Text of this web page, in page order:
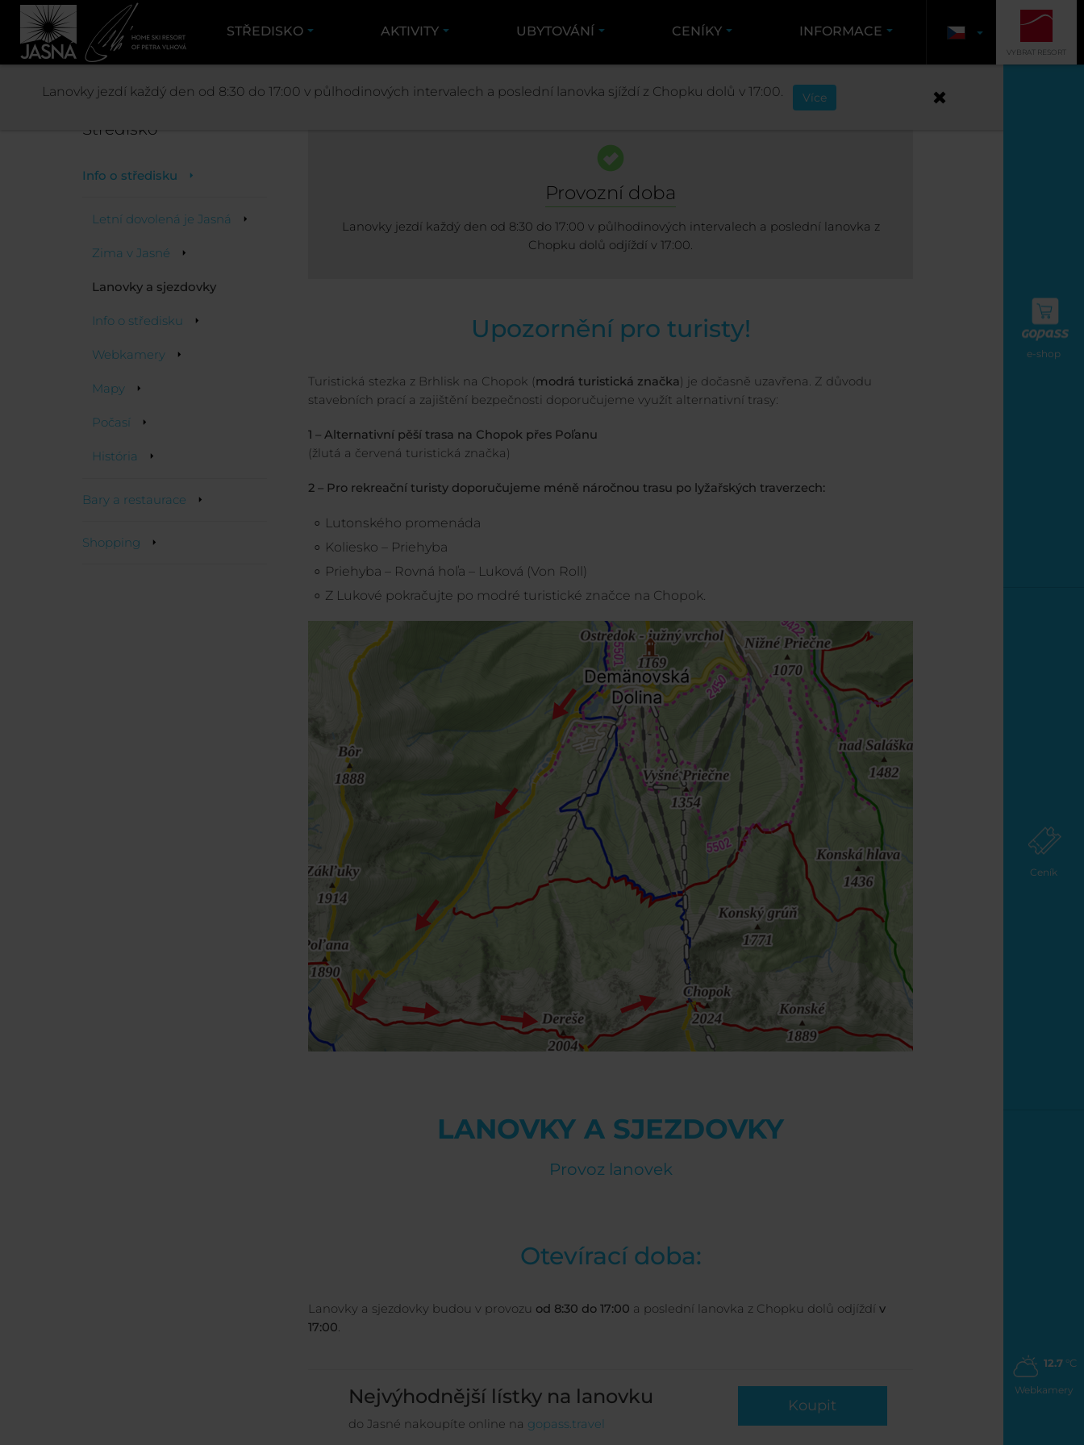
e-shop
Ceník
12.7 °C
Webkamery
STŘEDISKO AKTIVITY UBYTOVÁNÍ CENÍKY INFORMACE
VYBRAT RESORT
STŘEDISKO INFO O STŘEDISKU LANOVKY A SJEZDOVKY
Středisko
Info o středisku
Letní dovolená je Jasná
Zima v Jasné
Lanovky a sjezdovky
Info o středisku
Webkamery
Mapy
Počasí
História
Bary a restaurace
Shopping
Provozní doba
Lanovky jezdí každý den od 8:30 do 17:00 v půlhodinových intervalech a poslední lanovka z
Chopku dolů odjíždí v 17:00.
Upozornění pro turisty!
Turistická stezka z Brhlisk na Chopok (modrá turistická značka) je dočasně uzavřena. Z důvodu
stavebních prací a zajištění bezpečnosti doporučujeme využít alternativní trasy:
1 – Alternativní pěší trasa na Chopok přes Poľanu
(žlutá a červená turistická značka)
2 – Pro rekreační turisty doporučujeme méně náročnou trasu po lyžařských traverzech:
Lutonského promenáda
Koliesko – Priehyba
Priehyba – Rovná hoľa – Luková (Von Roll)
Z Lukové pokračujte po modré turistické značce na Chopok.
LANOVKY A SJEZDOVKY
Provoz lanovek
Otevírací doba:
Lanovky a sjezdovky budou v provozu od 8:30 do 17:00 a poslední lanovka z Chopku dolů odjíždí v
17:00.
Nejvýhodnější lístky na lanovku
do Jasné nakoupíte online na gopass.travel
Koupit
Lanovky jezdí každý den od 8:30 do 17:00 v půlhodinových intervalech a poslední lanovka sjíždí z Chopku dolů v 17:00. Více